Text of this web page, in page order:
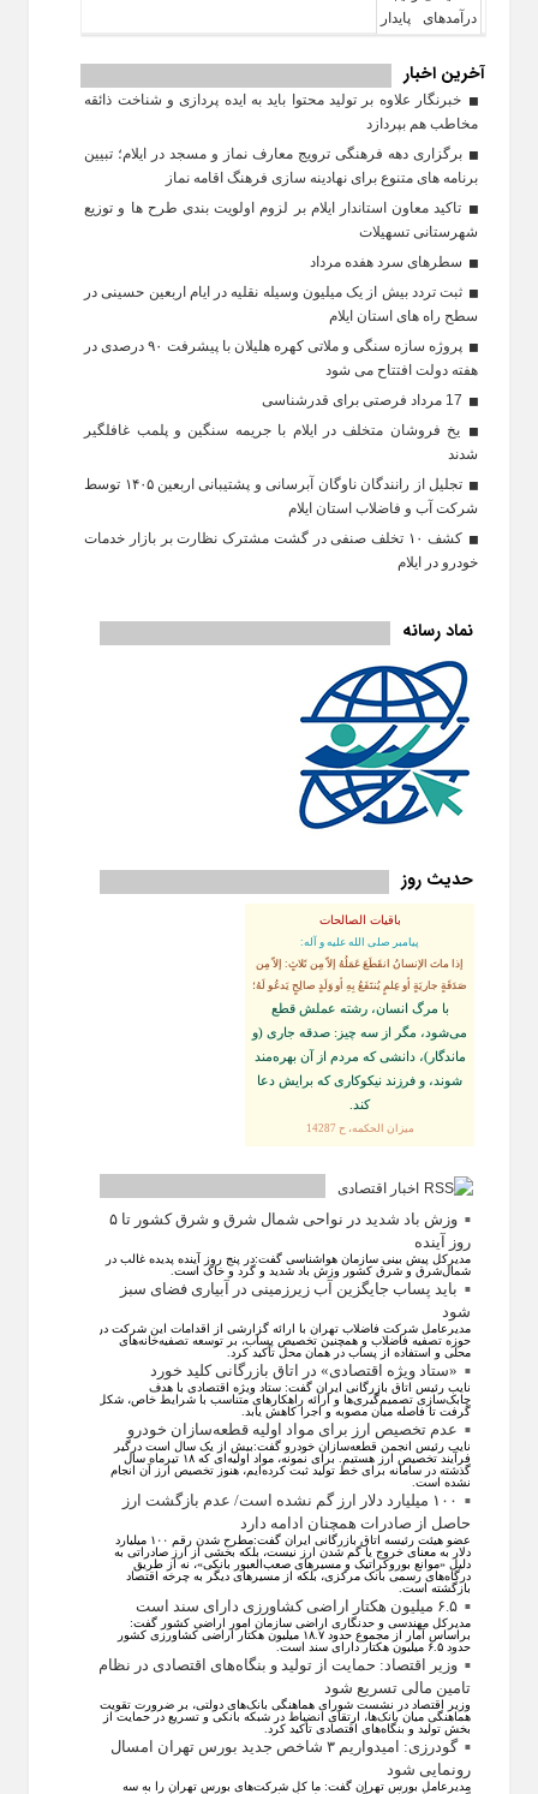
آخرین اخبار
خبرنگار علاوه بر تولید محتوا باید به ایده‌ پردازی و شناخت ذائقه
مخاطب هم بپردازد
برگزاری دهه فرهنگی ترویج معارف نماز و مسجد در ایلام؛ تبیین
برنامه‌ های متنوع برای نهادینه‌ سازی فرهنگ اقامه نماز
تاکید معاون استاندار ایلام بر لزوم اولویت‌ بندی طرح‌ ها و توزیع
شهرستانی تسهیلات
سطرهای سرد هفده مرداد
ثبت تردد بیش از یک میلیون وسیله نقلیه در ایام اربعین حسینی در
سطح راه‌ های استان ایلام
پروژه سازه سنگی و ملاتی کهره هلیلان با پیشرفت ۹۰ درصدی در
هفته دولت افتتاح می شود
یخ‌ فروشان متخلف در ایلام با جریمه سنگین و پلمب غافلگیر
شدند
تجلیل از رانندگان ناوگان آبرسانی و پشتیبانی اربعین ۱۴۰۵ توسط
شرکت آب و فاضلاب استان ایلام
کشف ۱۰ تخلف صنفی در گشت مشترک نظارت بر بازار خدمات
خودرو در ایلام
نماد رسانه
حدیث روز
باقیات الصالحات
پيامبر صلى‏ الله‏ عليه ‏و‏ آله:
إذا ماتَ الإنسانُ انقَطَعَ عَمَلُهُ إلاّ مِن ثَلاثٍ: إلاّ مِن
صَدَقَةٍ جاريَةٍ أو عِلمٍ يُنتَفَعُ بِهِ أو وَلَدٍ صالِحٍ يَدعُو لَهُ؛
با مرگ انسان، رشته عملش قطع
مى‌شود، مگر از سه چيز: صدقه جارى (و
ماندگار)، دانشى كه مردم از آن بهره‏‌مند
شوند، و فرزند نيكوكارى كه برايش دعا
كند.
ميزان الحكمه، ح 14287
اخبار اقتصادی
وزش باد شدید در نواحی شمال شرق و شرق کشور تا ۵
روز آینده
مدیرکل پیش بینی سازمان هواشناسی گفت:در پنج روز آینده پدیده غالب در
شمال‌شرق و شرق کشور وزش باد شدید و گرد و خاک است.
باید پساب جایگزین آب‌ زیرزمینی در آبیاری فضای سبز
شود
مدیرعامل شرکت فاضلاب تهران با ارائه گزارشی از اقدامات این شرکت در
حوزه تصفیه فاضلاب و همچنین تخصیص پساب، بر توسعه تصفیه‌خانه‌های
محلی و استفاده از پساب در همان محل تأکید کرد.
«ستاد ویژه اقتصادی» در اتاق بازرگانی کلید خورد
نایب رئیس اتاق بازرگانی ایران گفت: ستاد ویژه اقتصادی با هدف
چابک‌سازی تصمیم‌گیری‌ها و ارائه راهکار‌های متناسب با شرایط خاص، شکل
گرفت تا فاصله میان مصوبه و اجرا کاهش یابد.
عدم تخصیص ارز برای مواد اولیه قطعه‌سازان خودرو
نایب رئیس انجمن قطعه‌سازان خودرو گفت:بیش از یک سال است درگیر
فرآیند تخصیص ارز هستیم. برای نمونه، مواد اولیه‌ای که ۱۸ تیرماه سال
گذشته در سامانه برای خط تولید ثبت کرده‌ایم، هنوز تخصیص ارز آن انجام
نشده است.
۱۰۰ میلیارد دلار ارز گم نشده است/ عدم بازگشت ارز
حاصل از صادرات همچنان ادامه دارد
عضو هیئت رئیسه اتاق بازرگانی ایران گفت:مطرح شدن رقم ۱۰۰ میلیارد
دلار به معنای خروج یا گم شدن ارز نیست، بلکه بخشی از ارز صادراتی به
دلیل «موانع بوروکراتیک و مسیر‌های صعب‌العبور بانکی»، نه از طریق
درگاه‌های رسمی بانک مرکزی، بلکه از مسیر‌های دیگر به چرخه اقتصاد
بازگشته است.
۶.۵ میلیون هکتار اراضی کشاورزی دارای سند است
مدیرکل مهندسی و حدنگاری اراضی سازمان امور اراضی کشور گفت:
براساس آمار از مجموع حدود ۱۸.۷ میلیون هکتار اراضی کشاورزی کشور
حدود ۶.۵ میلیون هکتار دارای سند است.
وزیر اقتصاد: حمایت از تولید و بنگاه‌های اقتصادی در نظام
تامین مالی تسریع شود
وزیر اقتصاد در نشست شورای هماهنگی بانک‌های دولتی، بر ضرورت تقویت
هماهنگی میان بانک‌ها، ارتقای انضباط در شبکه بانکی و تسریع در حمایت از
بخش تولید و بنگاه‌های اقتصادی تأکید کرد.
گودرزی: امیدواریم ۳ شاخص جدید بورس تهران امسال
رونمایی شود
مدیرعامل بورس تهران گفت: ما کل شرکت‌های بورس تهران را به سه